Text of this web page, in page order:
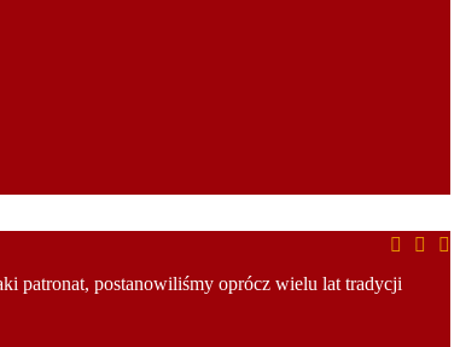
patronat, postanowiliśmy oprócz wielu lat tradycji